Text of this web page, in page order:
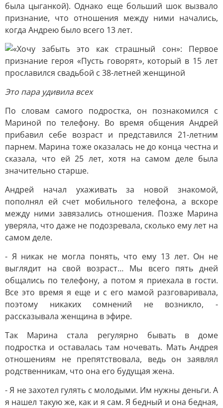
была цыганкой). Однако еще больший шок вызвало
признание, что отношения между ними начались,
когда Андрею было всего 13 лет.
Это пара удивила всех
По словам самого подростка, он познакомился с
Мариной по телефону. Во время общения Андрей
прибавил себе возраст и представился 21-летним
парнем. Марина тоже оказалась не до конца честна и
сказала, что ей 25 лет, хотя на самом деле была
значительно старше.
Андрей начал ухаживать за новой знакомой,
пополнял ей счет мобильного телефона, а вскоре
между ними завязались отношения. Позже Марина
уверяла, что даже не подозревала, сколько ему лет на
самом деле.
- Я никак не могла понять, что ему 13 лет. Он не
выглядит на свой возраст… Мы всего пять дней
общались по телефону, а потом я приехала в гости.
Все это время я еще и с его мамой разговаривала,
поэтому никаких сомнений не возникло, -
рассказывала женщина в эфире.
Так Марина стала регулярно бывать в доме
подростка и оставалась там ночевать. Мать Андрея
отношениям не препятствовала, ведь он заявлял
родственникам, что она его будущая жена.
- Я не захотел гулять с молодыми. Им нужны деньги. А
я нашел такую же, как и я сам. Я бедный и она бедная,